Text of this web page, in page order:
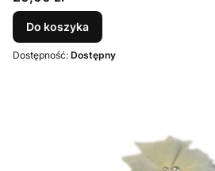
Do koszyka
Dostępność: Dostępny